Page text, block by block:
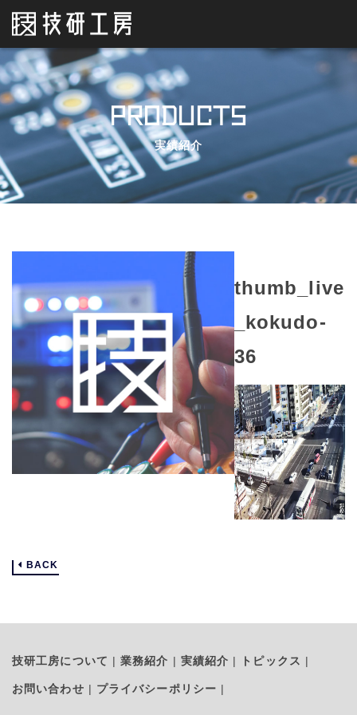
PRODUCTS
実績紹介
thumb_live
_kokudo-
36
BACK
技研工房について 業務紹介 実績紹介 トピックス
お問い合わせ プライバシーポリシー